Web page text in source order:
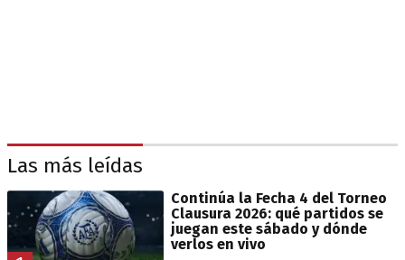
Las más leídas
Continúa la Fecha 4 del Torneo
Clausura 2026: qué partidos se
juegan este sábado y dónde
verlos en vivo